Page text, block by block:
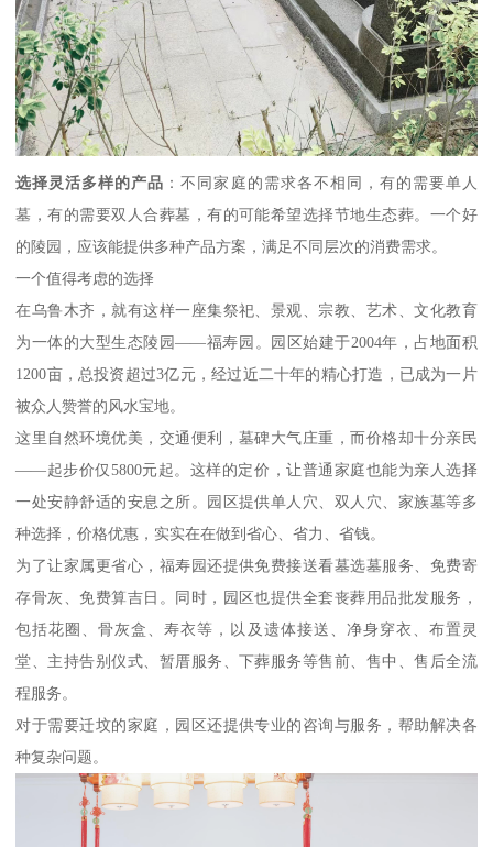
选择灵活多样的产品 ：不同家庭的需求各不相同，有的需要单人
墓，有的需要双人合葬墓，有的可能希望选择节地生态葬。一个好
的陵园，应该能提供多种产品方案，满足不同层次的消费需求。
一个值得考虑的选择
在乌鲁木齐，就有这样一座集祭祀、景观、宗教、艺术、文化教育
为一体的大型生态陵园——福寿园。园区始建于2004年，占地面积
1200亩，总投资超过3亿元，经过近二十年的精心打造，已成为一片
被众人赞誉的风水宝地。
这里自然环境优美，交通便利，墓碑大气庄重，而价格却十分亲民
——起步价仅5800元起。这样的定价，让普通家庭也能为亲人选择
一处安静舒适的安息之所。园区提供单人穴、双人穴、家族墓等多
种选择，价格优惠，实实在在做到省心、省力、省钱。
为了让家属更省心，福寿园还提供免费接送看墓选墓服务、免费寄
存骨灰、免费算吉日。同时，园区也提供全套丧葬用品批发服务，
包括花圈、骨灰盒、寿衣等，以及遗体接送、净身穿衣、布置灵
堂、主持告别仪式、暂厝服务、下葬服务等售前、售中、售后全流
程服务。
对于需要迁坟的家庭，园区还提供专业的咨询与服务，帮助解决各
种复杂问题。